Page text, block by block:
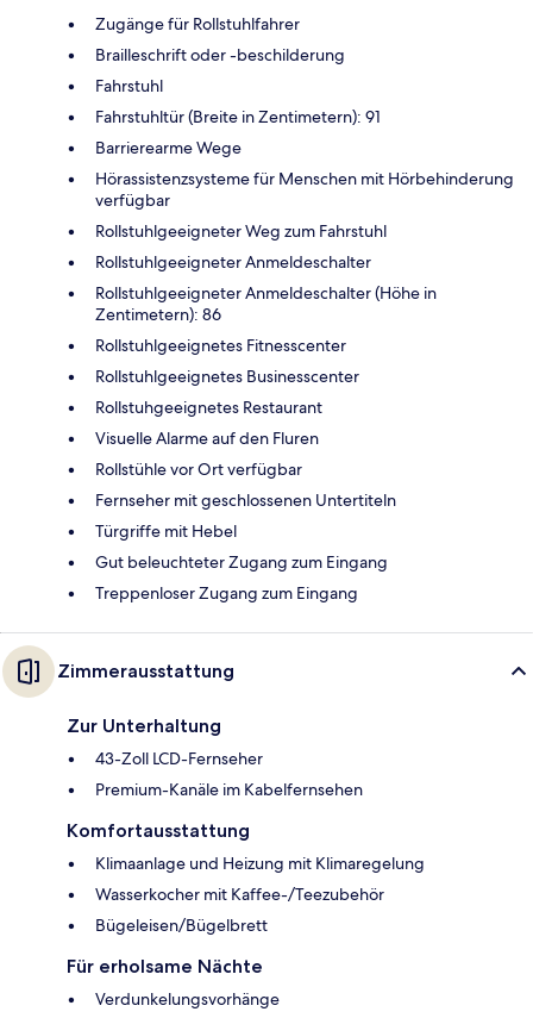
Zugänge für Rollstuhlfahrer
Brailleschrift oder -beschilderung
Fahrstuhl
Fahrstuhltür (Breite in Zentimetern): 91
Barrierearme Wege
Hörassistenzsysteme für Menschen mit Hörbehinderung
verfügbar
Rollstuhlgeeigneter Weg zum Fahrstuhl
Rollstuhlgeeigneter Anmeldeschalter
Rollstuhlgeeigneter Anmeldeschalter (Höhe in
Zentimetern): 86
Rollstuhlgeeignetes Fitnesscenter
Rollstuhlgeeignetes Businesscenter
Rollstuhgeeignetes Restaurant
Visuelle Alarme auf den Fluren
Rollstühle vor Ort verfügbar
Fernseher mit geschlossenen Untertiteln
Türgriffe mit Hebel
Gut beleuchteter Zugang zum Eingang
Treppenloser Zugang zum Eingang
Zimmerausstattung
Zur Unterhaltung
43-Zoll LCD-Fernseher
Premium-Kanäle im Kabelfernsehen
Komfortausstattung
Klimaanlage und Heizung mit Klimaregelung
Wasserkocher mit Kaffee-/Teezubehör
Bügeleisen/Bügelbrett
Für erholsame Nächte
Verdunkelungsvorhänge